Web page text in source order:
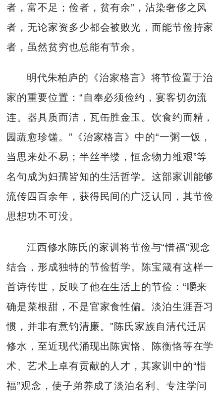
者，富不足；俭者，贫有余”，沾染奢侈之风
者，无论家资多少都会被败光，而能节俭持家
者，虽然贫穷也总能有节余。
明代朱柏庐的《治家格言》将节俭置于治
家的重要位置：“自奉必须俭约，宴客切勿流
连。器具质而洁，瓦缶胜金玉。饮食约而精，
园蔬愈珍馐。”《治家格言》中的“一粥一饭，
当思来处不易；半丝半缕，恒念物力维艰”等
名句成为妇孺皆知的生活哲学。这部家训能够
流传四百余年，获得民间的广泛认同，其节俭
思想功不可没。
江西修水陈氏的家训将节俭与“惜福”观念
结合，形成独特的节俭哲学。陈宝箴有这样一
首诗传世，反映了他在生活上的节俭：“嚼来
确是菜根甜，不是官家食性偏。淡泊生涯吾习
惯，并非有意钓清廉。”陈氏家族自清代迁居
修水，至近现代涌现出陈寅恪、陈衡恪等在学
术、艺术上卓有贡献的人才，其家训中的“惜
福”观念，使子弟养成了淡泊名利、专注学问